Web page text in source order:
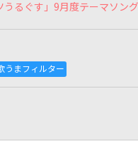
うるぐす」9月度テーマソング